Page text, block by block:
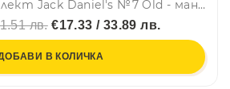
Подаръчен комплект Jack Daniel's №7 Old - манерка, мини манерка, ключодържател, чашка, #2018-2
лв.€17.33 / 33.89 лв.
В КОЛИЧКА